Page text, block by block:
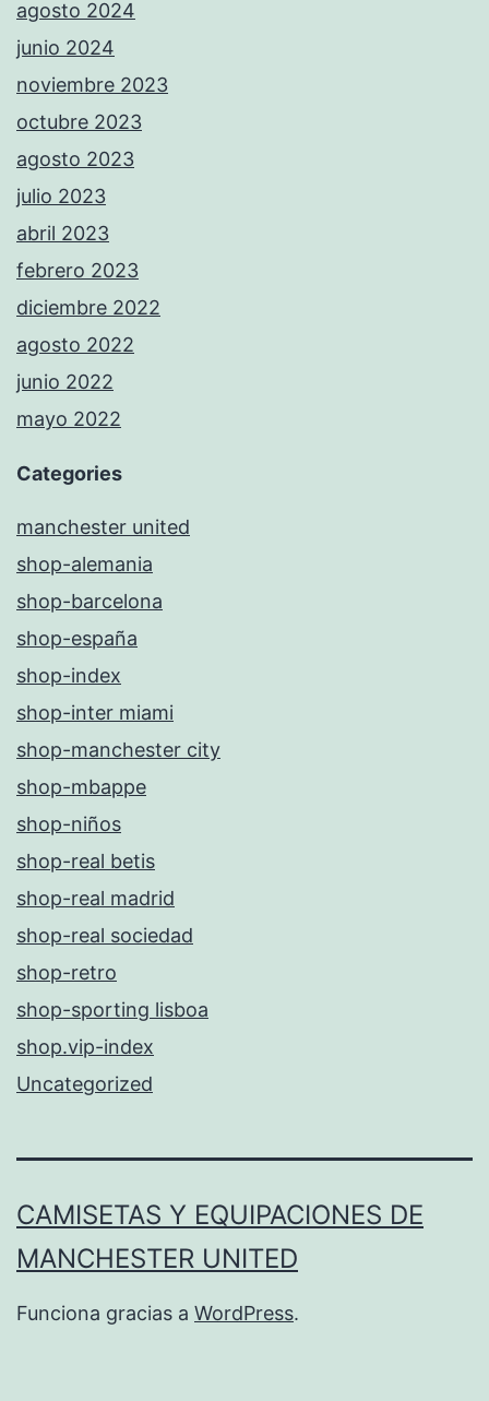
agosto 2024
junio 2024
noviembre 2023
octubre 2023
agosto 2023
julio 2023
abril 2023
febrero 2023
diciembre 2022
agosto 2022
junio 2022
mayo 2022
Categories
manchester united
shop-alemania
shop-barcelona
shop-españa
shop-index
shop-inter miami
shop-manchester city
shop-mbappe
shop-niños
shop-real betis
shop-real madrid
shop-real sociedad
shop-retro
shop-sporting lisboa
shop.vip-index
Uncategorized
CAMISETAS Y EQUIPACIONES DE
MANCHESTER UNITED
Funciona gracias a WordPress.